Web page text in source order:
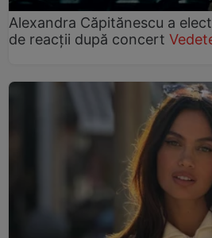
Alexandra Căpitănescu a
de reacții după concert